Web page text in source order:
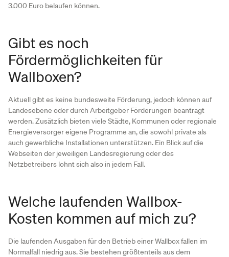
3.000 Euro belaufen können.
Gibt es noch
Fördermöglichkeiten für
Wallboxen?
Aktuell gibt es keine bundesweite Förderung, jedoch können auf
Landesebene oder durch Arbeitgeber Förderungen beantragt
werden. Zusätzlich bieten viele Städte, Kommunen oder regionale
Energieversorger eigene Programme an, die sowohl private als
auch gewerbliche Installationen unterstützen. Ein Blick auf die
Webseiten der jeweiligen Landesregierung oder des
Netzbetreibers lohnt sich also in jedem Fall.
Welche laufenden Wallbox-
Kosten kommen auf mich zu?
Die laufenden Ausgaben für den Betrieb einer Wallbox fallen im
Normalfall niedrig aus. Sie bestehen größtenteils aus dem